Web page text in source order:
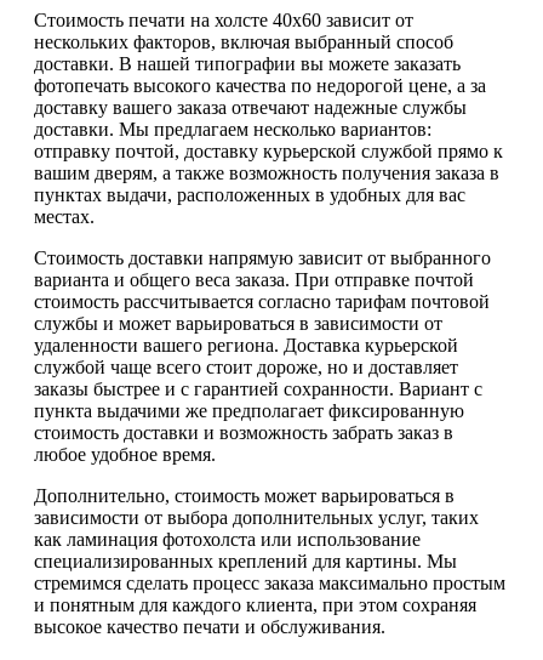
Стоимость печати на холсте 40х60 зависит от
нескольких факторов, включая выбранный способ
доставки. В нашей типографии вы можете заказать
фотопечать высокого качества по недорогой цене, а за
доставку вашего заказа отвечают надежные службы
доставки. Мы предлагаем несколько вариантов:
отправку почтой, доставку курьерской службой прямо к
вашим дверям, а также возможность получения заказа в
пунктах выдачи, расположенных в удобных для вас
местах.
Стоимость доставки напрямую зависит от выбранного
варианта и общего веса заказа. При отправке почтой
стоимость рассчитывается согласно тарифам почтовой
службы и может варьироваться в зависимости от
удаленности вашего региона. Доставка курьерской
службой чаще всего стоит дороже, но и доставляет
заказы быстрее и с гарантией сохранности. Вариант с
пункта выдачими же предполагает фиксированную
стоимость доставки и возможность забрать заказ в
любое удобное время.
Дополнительно, стоимость может варьироваться в
зависимости от выбора дополнительных услуг, таких
как ламинация фотохолста или использование
специализированных креплений для картины. Мы
стремимся сделать процесс заказа максимально простым
и понятным для каждого клиента, при этом сохраняя
высокое качество печати и обслуживания.